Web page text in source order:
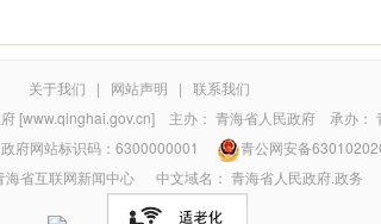
关于我们 | 网站声明 | 联系我们
[www.qinghai.gov.cn] 主办： 青海省人民政府 承办：
网站标识码：6300000001
青公网安备
海省互联网新闻中心中文域名： 青海省人民政府.政务